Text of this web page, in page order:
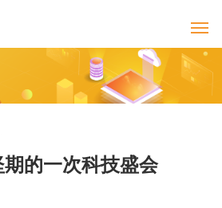
期的一次科技盛会